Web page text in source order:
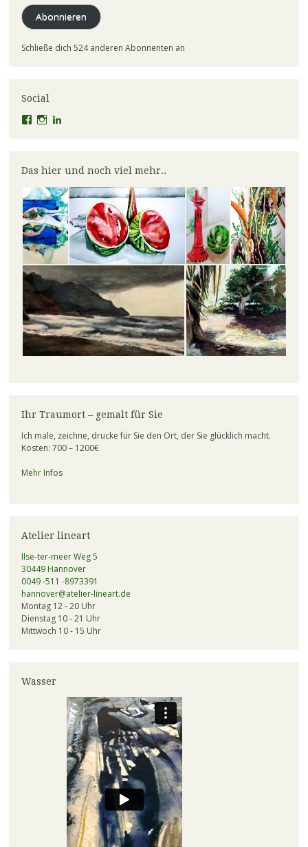
Abonnieren
Schließe dich 524 anderen Abonnenten an
Social
Profil
anzeigen
Profil
anzeigen
anzeigen
Das hier und noch viel mehr..
Ihr Traumort – gemalt für Sie
Ich male, zeichne, drucke für Sie den Ort, der Sie glücklich macht.
Kosten: 700 – 1200€
Mehr Infos
Atelier lineart
Ilse-ter-meer Weg 5
30449 Hannover
0049 -511 -8973391
hannover@atelier-lineart.de
Montag 12 - 20 Uhr
Dienstag 10 - 21 Uhr
Mittwoch 10 - 15 Uhr
Wasser